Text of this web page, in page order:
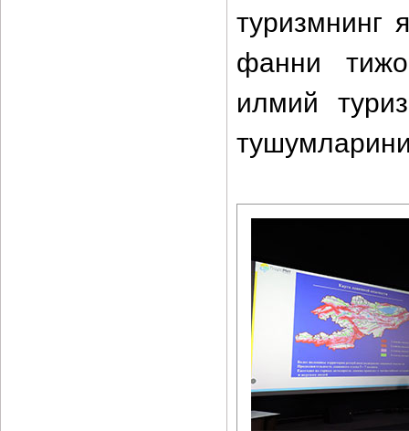
туризмнинг
фанни
илмий